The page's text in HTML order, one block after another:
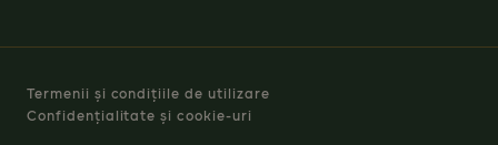
Termenii și condițiile de utilizare
Confidențialitate și cookie-uri